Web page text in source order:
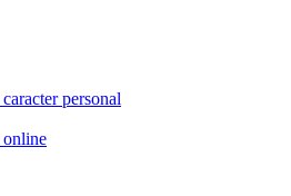
personal
online